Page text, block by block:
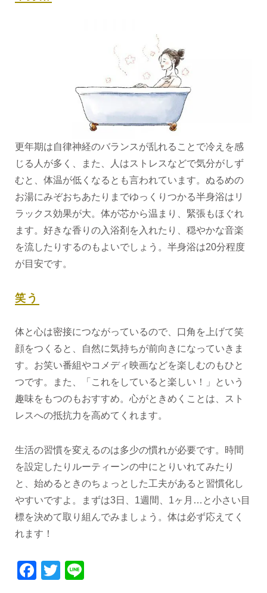
更年期は自律神経のバランスが乱れることで冷えを感
じる人が多く、また、人はストレスなどで気分がしず
むと、体温が低くなるとも言われています。ぬるめの
お湯にみぞおちあたりまでゆっくりつかる半身浴はリ
ラックス効果が大。体が芯から温まり、緊張もほぐれ
ます。好きな香りの入浴剤を入れたり、穏やかな音楽
を流したりするのもよいでしょう。半身浴は20分程度
が目安です。
笑う
体と心は密接につながっているので、口角を上げて笑
顔をつくると、自然に気持ちが前向きになっていきま
す。お笑い番組やコメディ映画などを楽しむのもひと
つです。また、「これをしていると楽しい！」という
趣味をもつのもおすすめ。心がときめくことは、スト
レスへの抵抗力を高めてくれます。
生活の習慣を変えるのは多少の慣れが必要です。時間
を設定したりルーティーンの中にとりいれてみたり
と、始めるときのちょっとした工夫があると習慣化し
やすいですよ。まずは3日、1週間、1ヶ月…と小さい目
標を決めて取り組んでみましょう。体は必ず応えてく
れます！
Facebook
Twitter